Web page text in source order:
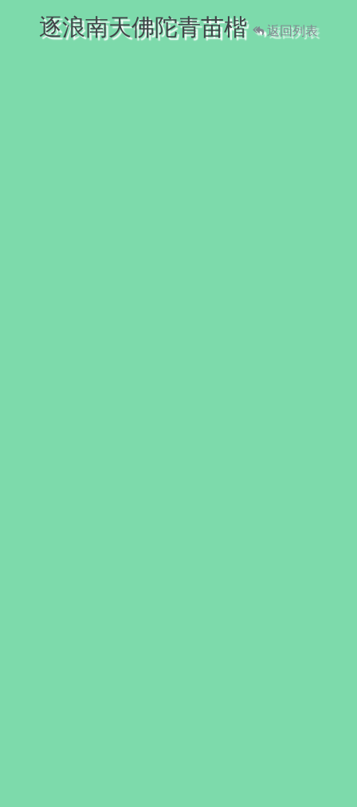
逐浪南天佛陀青苗楷 返回列表